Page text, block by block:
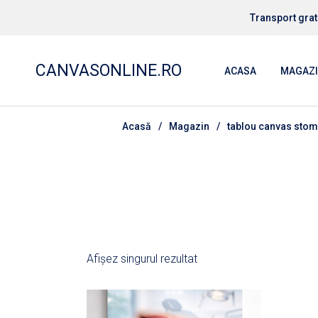
Transport
CANVASONLINE.RO ACASA
Acasă Magazin tablou canvas
Afișez singurul rezultat